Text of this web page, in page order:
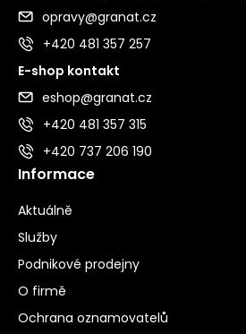
opravy@granat.cz
+420 481 357 257
E-shop kontakt
eshop@granat.cz
+420 481 357 315
+420 737 206 190
Informace
Aktuálně
Služby
Podnikové prodejny
O firmě
Ochrana oznamovatelů